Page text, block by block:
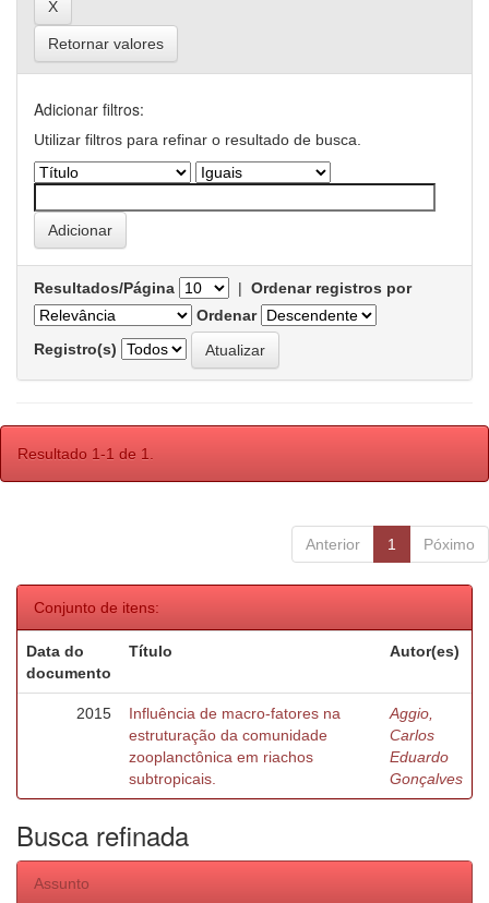
Retornar valores
Adicionar filtros:
Utilizar filtros para refinar o resultado de busca.
Resultados/Página | Ordenar registros por
Ordenar
Registro(s)
Resultado 1-1 de 1.
Anterior 1 Póximo
Conjunto de itens:
Data do
documento
Título Autor(es)
2015
Influência de macro-fatores na
estruturação da comunidade
zooplanctônica em riachos
subtropicais.
Aggio,
Carlos
Eduardo
Gonçalves
Busca refinada
Assunto